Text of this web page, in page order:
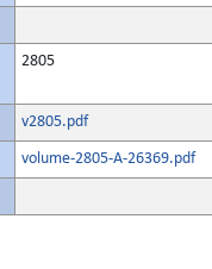
2805
v2805.pdf
volume-2805-A-26369.pdf